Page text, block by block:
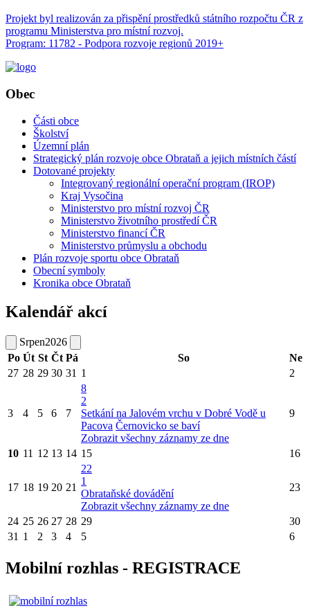
Projekt byl realizován za přispění prostředků státního rozpočtu ČR z
programu Ministerstva pro místní rozvoj.
Program: 11782 - Podpora rozvoje regionů 2019+
Obec
Části obce
Školství
Územní plán
Strategický plán rozvoje obce Obrataň a jejich místních částí
Dotované projekty
Integrovaný regionální operační program (IROP)
Kraj Vysočina
Ministerstvo pro místní rozvoj ČR
Ministerstvo životního prostředí ČR
Ministerstvo financí ČR
Ministerstvo průmyslu a obchodu
Plán rozvoje sportu obce Obrataň
Obecní symboly
Kronika obce Obrataň
Kalendář akcí
Srpen2026
Po Út St Čt Pá So
Ne
27 28 29 30 31 1 2
3 4 5 6 7
8
2
Setkání na Jalovém vrchu v Dobré Vodě u
Pacova Černovicko se baví
Zobrazit všechny záznamy ze dne
9
10 11 12 13 14 15 16
17 18 19 20 21
22
1
Obrataňské dovádění
Zobrazit všechny záznamy ze dne
23
24 25 26 27 28 29
30
31 1 2 3 4 5 6
Mobilní rozhlas - REGISTRACE